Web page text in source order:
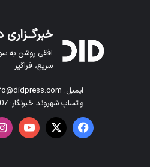
خبرگــزاری
افقی روشن به
سریع، فراگیر
ایمیل: info@didpress.com
واتساپ شهروند خبرنگار: 4366499110607+
فیس بوک X